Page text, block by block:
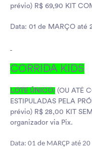
prévio) R$ 69,90 KIT
Data: 01 de MARÇO até
CORRIDA KIDS
LOTE ÚNICO: (OU ATÉ
ESTIPULADAS PELA
prévio) R$ 28,00 KIT
organizador via Pix.
Data: 01 de MARÇP até